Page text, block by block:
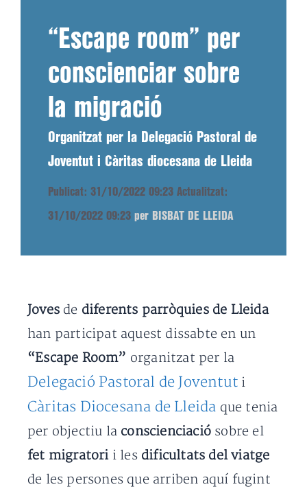
“Escape room” per
conscienciar sobre
la migració
Organitzat per la Delegació Pastoral de
Joventut i Càritas diocesana de Lleida
Publicat: 31/10/2022 09:23 Actualitzat:
31/10/2022 09:23 per BISBAT DE LLEIDA
Joves de diferents parròquies de Lleida
han participat aquest dissabte en un
“Escape Room” organitzat per la
Delegació Pastoral de Joventut i
Càritas Diocesana de Lleida que tenia
per objectiu la conscienciació sobre el
fet migratori i les dificultats del viatge
de les persones que arriben aquí fugint